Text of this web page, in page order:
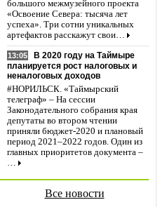
большого межмузейного проекта
«Освоение Севера: тысяча лет
успеха». Три сотни уникальных
артефактов расскажут свои…
13:05
В 2020 году на Таймыре
планируется рост налоговых и
неналоговых доходов
#НОРИЛЬСК. «Таймырский
телеграф» – На сессии
Законодательного собрания края
депутаты во втором чтении
приняли бюджет-2020 и плановый
период 2021–2022 годов. Один из
главных приоритетов документа –
…
Все новости